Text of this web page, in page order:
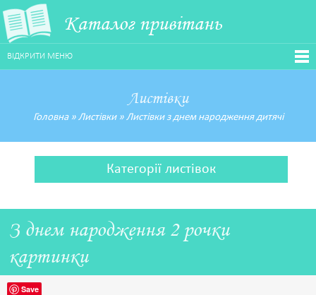
Каталог привітань
ВІДКРИТИ МЕНЮ
Листівки
Головна» Листівки» Листівки з днем народження дитячі
Категорії листівок
З днем народження 2 рочки
картинки
Save